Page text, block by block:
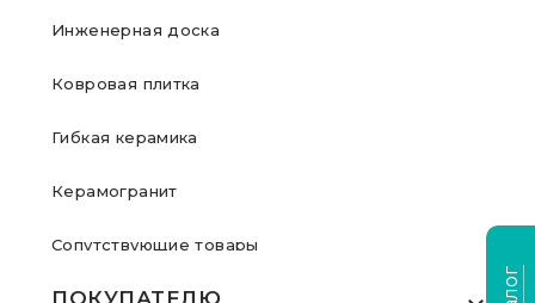
Инженерная доска
Ковровая плитка
Гибкая керамика
Керамогранит
Сопутствующие товары
ПОКУПАТЕЛЮ